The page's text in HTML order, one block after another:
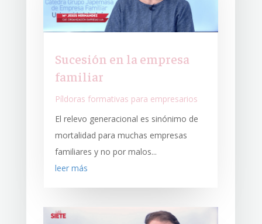
Sucesión en la empresa
familiar
Píldoras formativas para empresarios
El relevo generacional es sinónimo de
mortalidad para muchas empresas
familiares y no por malos...
leer más